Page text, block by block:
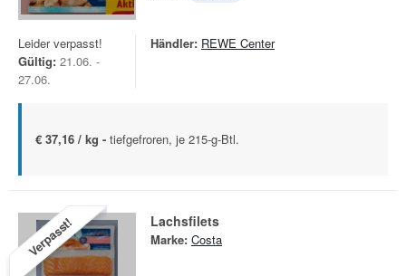
Leider verpasst!
Gültig: 21.06. -
27.06.
Händler: REWE Center
€ 37,16 / kg - tiefgefroren, je 215-g-Btl.
Verpasst! Lachsfilets
Marke: Costa